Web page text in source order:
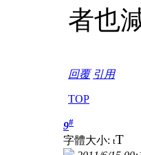
者也
回覆 引用
TOP
9#
字體大小: tT